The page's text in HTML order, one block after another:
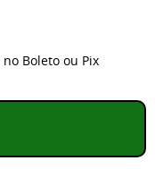
no Boleto ou Pix